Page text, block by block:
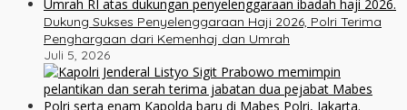
Dukung Sukses Penyelenggaraan Haji 2026, Polri Terima
Penghargaan dari Kemenhaj dan Umrah
Juli 5, 2026